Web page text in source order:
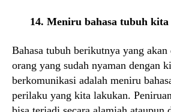
14. Meniru bahasa tubuh kita
Bahasa tubuh berikutnya yang
orang yang sudah nyaman dengan
berkomunikasi adalah meniru
perilaku yang kita lakukan.